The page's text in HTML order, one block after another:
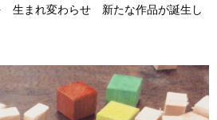
生まれ変わらせ 新たな作品が誕生し